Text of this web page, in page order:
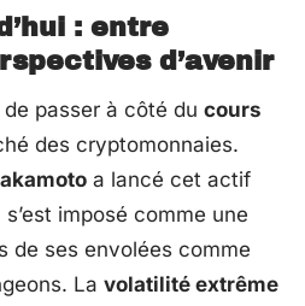
: entre
d’avenir
passer à côté du cours
des cryptomonnaies.
a lancé cet actif
imposé comme une
de ses envolées comme
La volatilité extrême